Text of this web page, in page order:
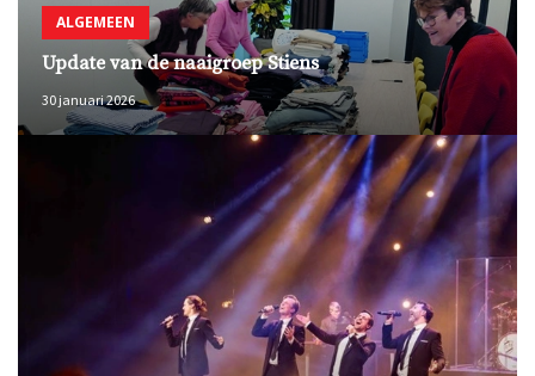
ALGEMEEN
Update van de naaigroep Stiens
30 januari 2026